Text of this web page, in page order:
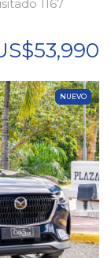
1167
NUEVO